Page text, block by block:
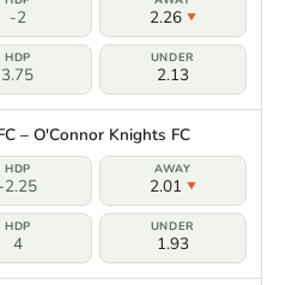
-2 2.26
3.75 2.13
– O'Connor Knights FC
-2.25 2.01
4 1.93